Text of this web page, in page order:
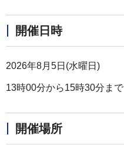
開催日時
2026年8月5日(水曜日)
13時00分から15時30分まで
開催場所